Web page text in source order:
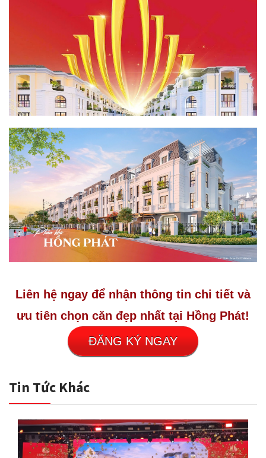
Liên hệ ngay để nhận thông tin chi tiết và
ưu tiên chọn căn đẹp nhất tại Hồng Phát!
ĐĂNG KÝ NGAY
Tin Tức Khác